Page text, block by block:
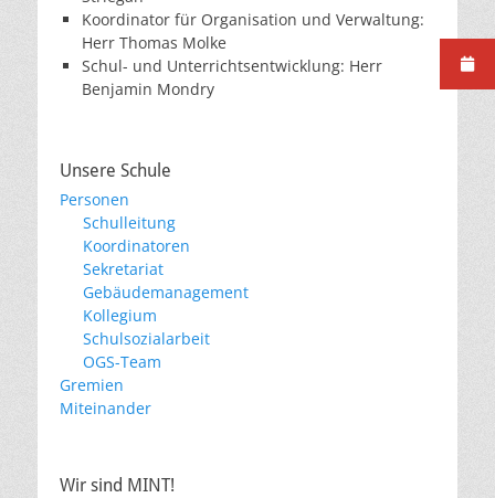
Koordinator für Organisation und Verwaltung:
Herr Thomas Molke
Schul- und Unterrichtsentwicklung: Herr
Benjamin Mondry
Unsere Schule
Personen
Schulleitung
Koordinatoren
Sekretariat
Gebäudemanagement
Kollegium
Schulsozialarbeit
OGS-Team
Gremien
Miteinander
Wir sind MINT!